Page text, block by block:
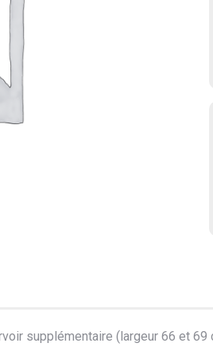
supplémentaire (largeur 66 et 69